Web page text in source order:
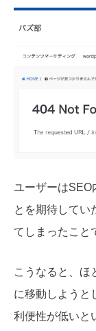
ユーザーはSEO
とを期待してい
てしまったこと
こうなると、ほ
に移動しようと
利便性が低いと